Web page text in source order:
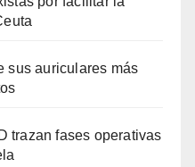
sus auriculares más
trazan fases operativas